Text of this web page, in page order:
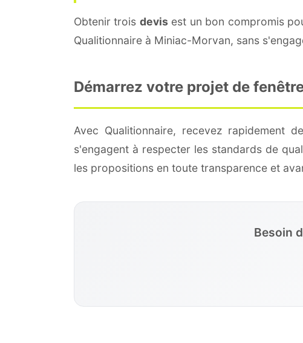
Obtenir trois devisest un bon compromis
Qualitionnaire à Miniac-Morvan, sans
Démarrez votre projet de
Avec Qualitionnaire, recevez rapidement
s'engagent à respecter les standards de
les propositions en toute transparence et
Besoin